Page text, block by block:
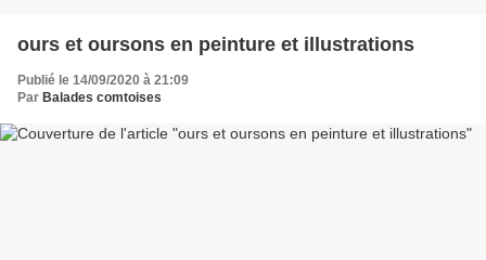
ours et oursons en peinture et illustrations
Publié le 14/09/2020 à 21:09
Par Balades comtoises